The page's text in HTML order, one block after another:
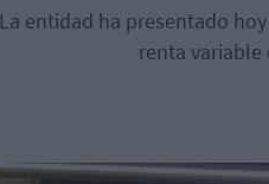
La entidad ha presentado
renta